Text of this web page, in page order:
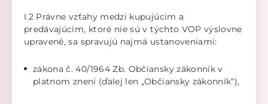
I.2 Právne vzťahy medzi kupujúcim a
predávajúcim, ktoré nie sú v týchto VOP výslovne
upravené, sa spravujú najmä ustanoveniami:
zákona č. 40/1964 Zb. Občiansky zákonník v
platnom znení (ďalej len „Občiansky zákonník“),